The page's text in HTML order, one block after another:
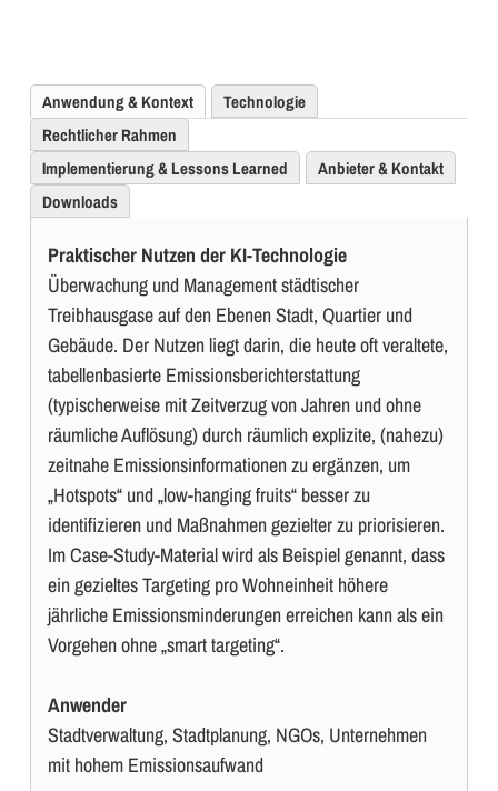
Anwendung & Kontext
Technologie
Rechtlicher Rahmen
Implementierung & Lessons Learned
Anbieter & Kontakt
Downloads
Praktischer Nutzen der KI-Technologie
Überwachung und Management städtischer
Treibhausgase auf den Ebenen Stadt, Quartier und
Gebäude. Der Nutzen liegt darin, die heute oft veraltete,
tabellenbasierte Emissionsberichterstattung
(typischerweise mit Zeitverzug von Jahren und ohne
räumliche Auflösung) durch räumlich explizite, (nahezu)
zeitnahe Emissionsinformationen zu ergänzen, um
„Hotspots“ und „low-hanging fruits“ besser zu
identifizieren und Maßnahmen gezielter zu priorisieren.
Im Case-Study-Material wird als Beispiel genannt, dass
ein gezieltes Targeting pro Wohneinheit höhere
jährliche Emissionsminderungen erreichen kann als ein
Vorgehen ohne „smart targeting“.
Anwender
Stadtverwaltung, Stadtplanung, NGOs, Unternehmen
mit hohem Emissionsaufwand